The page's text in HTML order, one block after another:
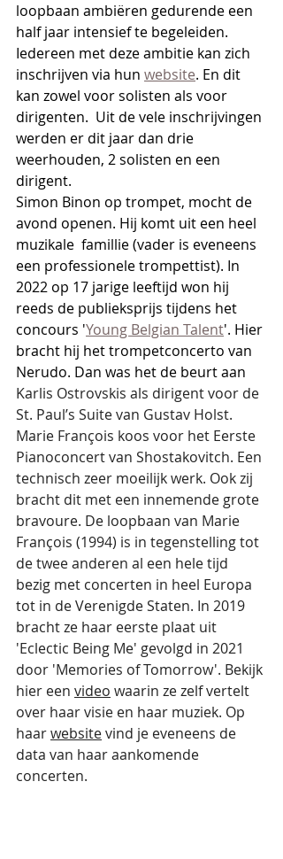
loopbaan ambiëren gedurende een
half jaar intensief te begeleiden.
Iedereen met deze ambitie kan zich
inschrijven via hun website. En dit
kan zowel voor solisten als voor
dirigenten.  Uit de vele inschrijvingen
werden er dit jaar dan drie
weerhouden, 2 solisten en een
dirigent.
Simon Binon op trompet, mocht de
avond openen. Hij komt uit een heel
muzikale  famillie (vader is eveneens
een professionele trompettist). In
2022 op 17 jarige leeftijd won hij
reeds de publieksprijs tijdens het
concours 'Young Belgian Talent'. Hier
bracht hij het trompetconcerto van
Nerudo. Dan was het de beurt aan
Karlis Ostrovskis als dirigent voor de
St. Paul’s Suite van Gustav Holst.
Marie François koos voor het Eerste
Pianoconcert van Shostakovitch. Een
technisch zeer moeilijk werk. Ook zij
bracht dit met een innemende grote
bravoure. De loopbaan van Marie
François (1994) is in tegenstelling tot
de twee anderen al een hele tijd
bezig met concerten in heel Europa
tot in de Verenigde Staten. In 2019
bracht ze haar eerste plaat uit
'Eclectic Being Me' gevolgd in 2021
door 'Memories of Tomorrow'. Bekijk
hier een video waarin ze zelf vertelt
over haar visie en haar muziek. Op
haar website vind je eveneens de
data van haar aankomende
concerten.